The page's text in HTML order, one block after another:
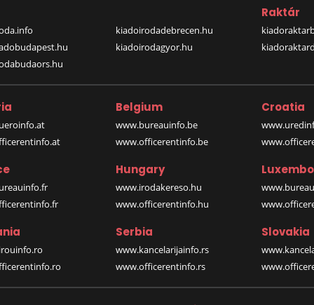
kiadoirodadebrecen.hu
kiadoirodagyor.hu
Raktár
Belgium
www.bureauinfo.be
www.officerentinfo.be
Croatia
Hungary
www.irodakereso.hu
www.officerentinfo.hu
Serbia
www.kancelarijainfo.rs
www.officerentinfo.rs
Slovakia